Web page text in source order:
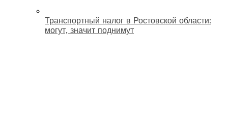
Транспортный налог в Ростовской области:
могут, значит поднимут